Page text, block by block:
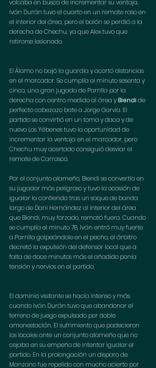
volcaba en busca de incrementar su ventaja.
Iván Durán tuvo el cuarto en un remate raso en
el interior del área, pero el balón se perdió a la
derecha de Chechu, ya que Alex tuvo que
retirarse lesionado.
El Álamo no bajó la guardia y acortó distancias
en el marcador. Se cumplía el minuto sesenta y
cinco, una gran jugada de Parrilla por la
derecha con centro medido al área y Biendi de
perfecto cabezazo bate a Jorge Garvia. El
partido se convirtió en un toma y daca y de
nuevo Los Yébenes tuvo la oportunidad de
incrementar la ventaja en el marcador, pero
Chechu muy acertado consiguió desviar el
remate de Carrasco.
Por el conjunto alameño, Biendi se convertía en
su jugador más peligroso y tuvo la ocasión de
igualar la contienda tras un saque de banda
largo de Dani Hernández al interior del área
que Biendi, muy forzado, remató fuera. Cuando
se cumplía el minuto 78, Iván entró muy fuerte
a Parrilla golpeándole en el pecho, el árbitro
decretó la expulsión del defensor local que a
falta de doce minutos más el añadido ponía
tensión y nervios en el partido.
El dominio visitante se hacía intenso y más
cuando Iván Durán tuvo que abandonar el
terreno de juego expulsado por doble
amonestación. El sufrimiento que padecieron
los locales ante un conjunto alameño que no
cejaba en su empeño de intentar igualar el
partido. En la prolongación un disparo de
Manzano fue repelido con mucho acierto por